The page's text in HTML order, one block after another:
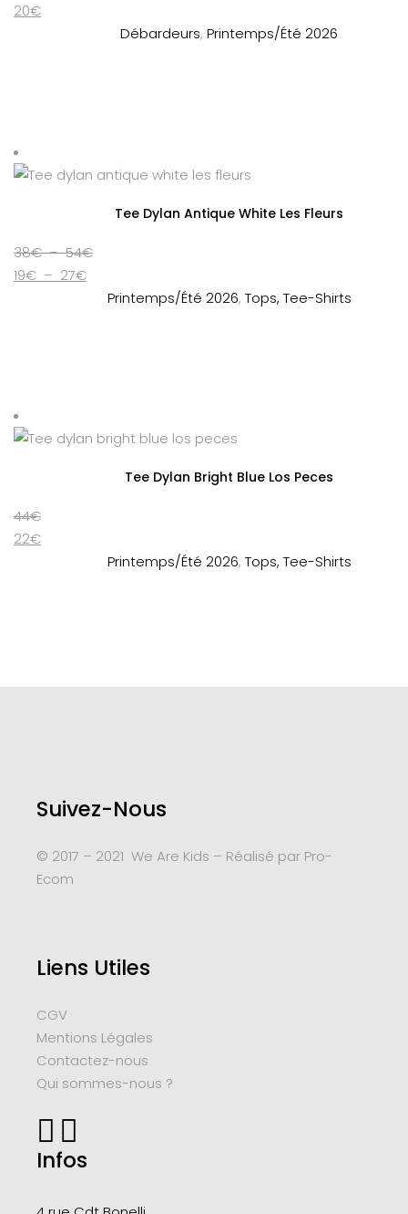
20€
Débardeurs, Printemps/Été 2026
Tee Dylan Antique White Les Fleurs
38€–54€Plage
prix :
19€ – 27€Plage
Printemps/Été 2026, Tops, Tee-Shirts
Tee Dylan Bright Blue Los Peces
44€
22€
Printemps/Été 2026, Tops, Tee-Shirts
Infos
Liens Utiles
CGV
Mentions Légales
Contactez-nous
Qui sommes-nous ?
Suivez-Nous
© 2017 – 2021 We Are Kids – Réalisé par Pro-
Ecom